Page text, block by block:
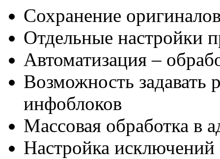
Сохранение
Отдельные настройки
Автоматизация –
Возможность задавать
инфоблоков
Массовая обработка в
Настройка исключений